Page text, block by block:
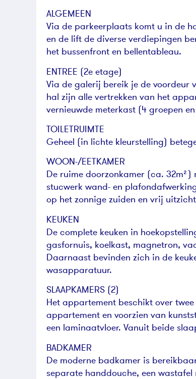
ALGEMEEN
Via de parkeerplaats komt u in de
en de lift de diverse verdiepingen
het bussenfront en bellentableau.
ENTREE (2e etage)
Via de galerij bereik je de voordeur
hal zijn alle vertrekken van het
vernieuwde meterkast (4 groepen
TOILETRUIMTE
Geheel (in lichte kleurstelling)
WOON-/EETKAMER
De ruime doorzonkamer (ca.
stucwerk wand- en
op het zonnige zuiden en vrij
KEUKEN
De complete keuken in
gasfornuis, koelkast, magnetron,
Daarnaast bevinden zich in de
wasapparatuur.
SLAAPKAMERS (2)
Het appartement beschikt over
appartement en voorzien van
een laminaatvloer. Vanuit beide
BADKAMER
De moderne badkamer is
separate handdouche, een wastafel